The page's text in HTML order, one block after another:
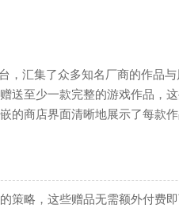
，汇集了众多知名厂商的作品
送至少一款完整的游戏作品，
的商店界面清晰地展示了每款
略，这些赠品无需额外付费即